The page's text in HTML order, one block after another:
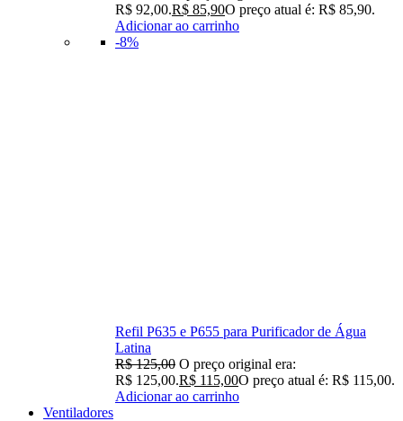
R$ 92,00.R$ 85,90O preço atual é: R$ 85,90.
Adicionar ao carrinho
-8%
Refil P635 e P655 para Purificador de Água
Latina
R$125,00 O preço original era:
R$ 125,00.R$ 115,00O preço atual é: R$ 115,00.
Adicionar ao carrinho
Ventiladores